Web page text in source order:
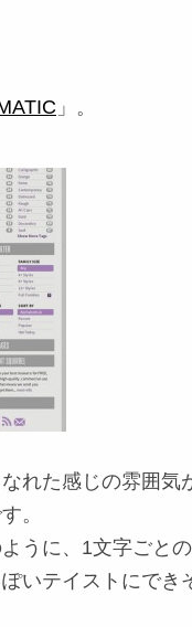
」。
れた感じの雰囲気
。
うに、1文字ごと
いテイストにでき